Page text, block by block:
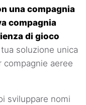
una compagnia
compagnia
di gioco
soluzione unica
aeree
sviluppare nomi